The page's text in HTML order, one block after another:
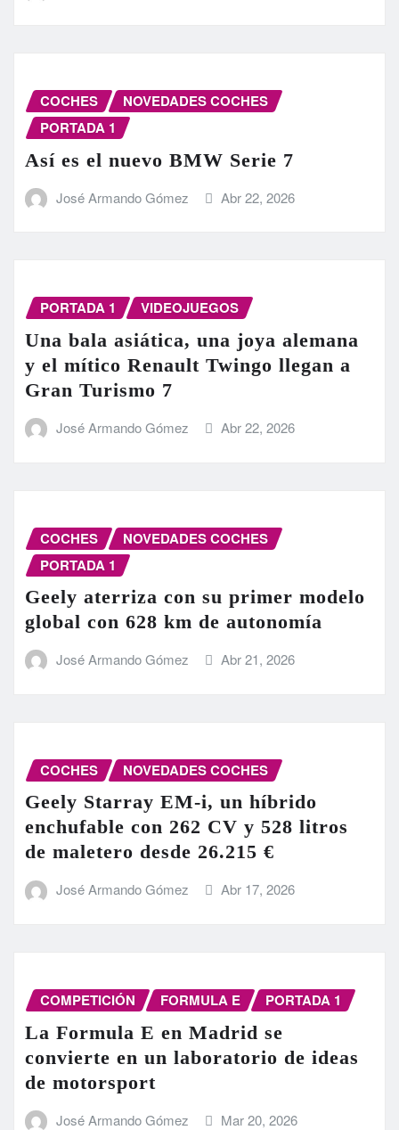
COCHES
NOVEDADES COCHES
PORTADA 1
Así es el nuevo BMW Serie 7
José Armando Gómez Abr 22, 2026
PORTADA 1 VIDEOJUEGOS
Una bala asiática, una joya alemana
y el mítico Renault Twingo llegan a
Gran Turismo 7
José Armando Gómez Abr 22, 2026
COCHES
NOVEDADES COCHES
PORTADA 1
Geely aterriza con su primer modelo
global con 628 km de autonomía
José Armando Gómez Abr 21, 2026
COCHES NOVEDADES COCHES
Geely Starray EM-i, un híbrido
enchufable con 262 CV y 528 litros
de maletero desde 26.215 €
José Armando Gómez Abr 17, 2026
COMPETICIÓN FORMULA E PORTADA 1
La Formula E en Madrid se
convierte en un laboratorio de ideas
de motorsport
José Armando Gómez Mar 20, 2026